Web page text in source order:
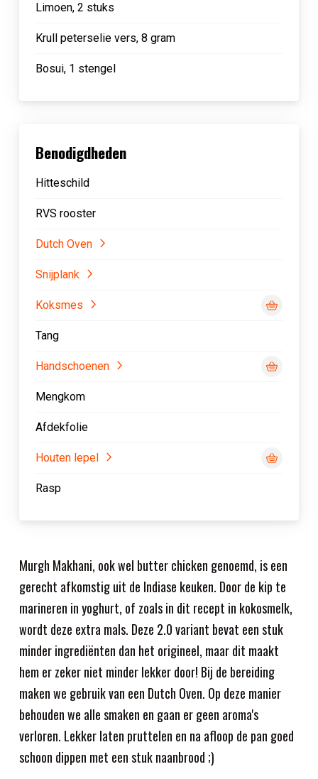
Murgh Makhani, ook wel butter chicken genoemd, is een
gerecht afkomstig uit de Indiase keuken. Door de kip te
marineren in yoghurt, of zoals in dit recept in kokosmelk,
wordt deze extra mals. Deze 2.0 variant bevat een stuk
minder ingrediënten dan het origineel, maar dit maakt
hem er zeker niet minder lekker door! Bij de bereiding
maken we gebruik van een Dutch Oven. Op deze manier
behouden we alle smaken en gaan er geen aroma's
verloren. Lekker laten pruttelen en na afloop de pan goed
schoon dippen met een stuk naanbrood ;)
Limoen, 2 stuks
Krull peterselie vers, 8 gram
Bosui, 1 stengel
Benodigdheden
Hitteschild
RVS rooster
Dutch Oven
Snijplank
Koksmes
Tang
Handschoenen
Mengkom
Afdekfolie
Houten lepel
Rasp